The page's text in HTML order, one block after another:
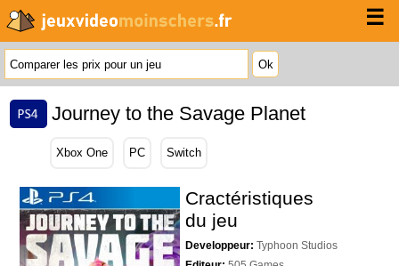
☰
Journey to the Savage Planet
Xbox One PC Switch
Cractéristiques
du jeu
Developpeur: Typhoon Studios